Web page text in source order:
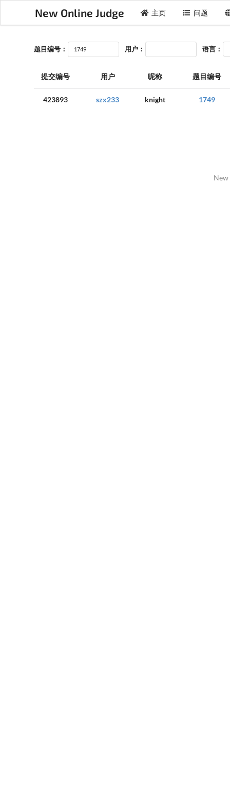
New Online Judge 主页 问题
题目编号： 用户： 语言：
提交编号 用户 昵称 题目编号
423893 szx233 knight 1749